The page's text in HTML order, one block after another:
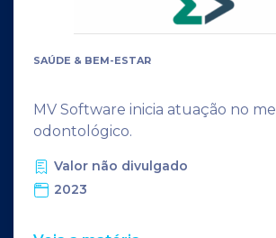
SAÚDE & BEM-ESTAR
MV Software inicia atuação no
odontológico.
Valor não divulgado
2023